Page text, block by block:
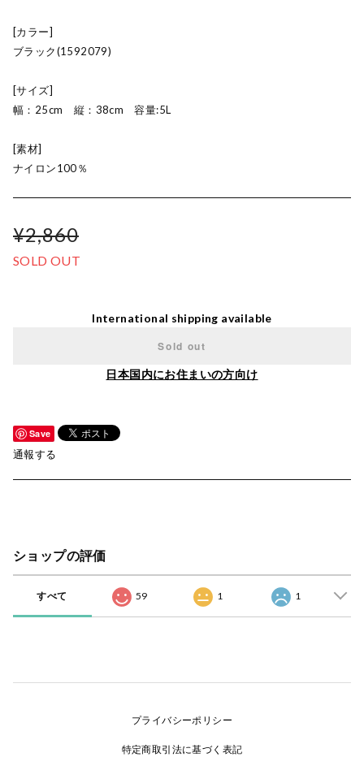
[カラー]
ブラック(1592079)
[サイズ]
幅：25cm 縦：38cm 容量:5L
[素材]
ナイロン100％
¥2,860
SOLD OUT
International shipping available
Sold out
日本国内にお住まいの方向け
Save
通報する
ショップの評価
すべて 59 1 1
プライバシーポリシー
特定商取引法に基づく表記